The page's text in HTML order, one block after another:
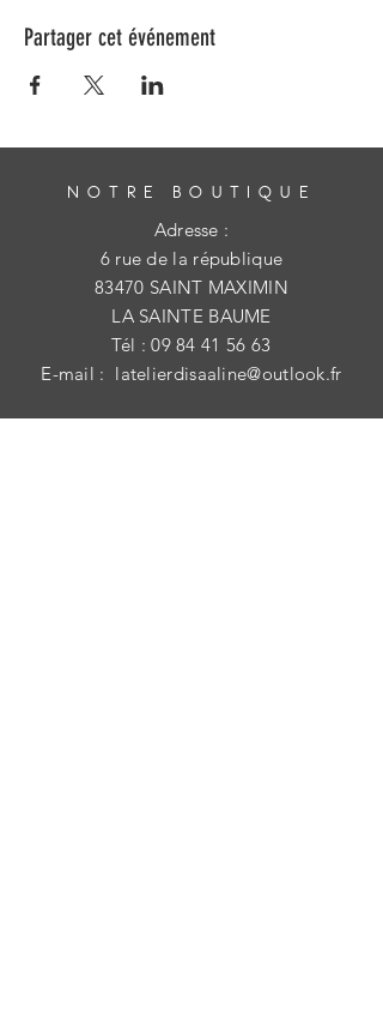
Partager cet événement
NOTRE BOUTIQUE
Adresse :
6 rue de la république
83470 SAINT MAXIMIN
LA SAINTE BAUME
Tél :09 84 41 56 63
E-mail : latelierdisaaline@outlook.fr